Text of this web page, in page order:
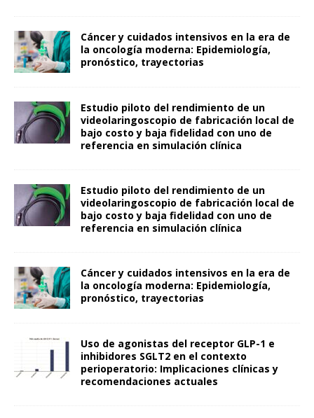
Cáncer y cuidados intensivos en la era de
la oncología moderna: Epidemiología,
pronóstico, trayectorias
Estudio piloto del rendimiento de un
videolaringoscopio de fabricación local de
bajo costo y baja fidelidad con uno de
referencia en simulación clínica
Estudio piloto del rendimiento de un
videolaringoscopio de fabricación local de
bajo costo y baja fidelidad con uno de
referencia en simulación clínica
Cáncer y cuidados intensivos en la era de
la oncología moderna: Epidemiología,
pronóstico, trayectorias
Uso de agonistas del receptor GLP-1 e
inhibidores SGLT2 en el contexto
perioperatorio: Implicaciones clínicas y
recomendaciones actuales